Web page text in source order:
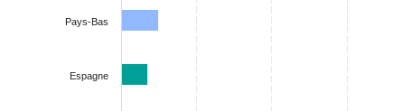
Pays-Bas
Espagne